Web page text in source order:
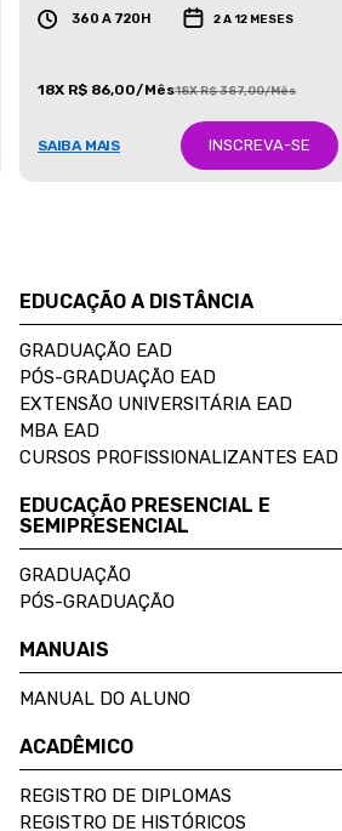
360 A 720H 2 A 12 MESES
18X R$ 86,00/Mês18X R$ 387,00/Mês
SAIBA MAIS INSCREVA-SE
EDUCAÇÃO A DISTÂNCIA
GRADUAÇÃO EAD
PÓS-GRADUAÇÃO EAD
EXTENSÃO UNIVERSITÁRIA EAD
MBA EAD
CURSOS PROFISSIONALIZANTES EAD
EDUCAÇÃO PRESENCIAL E
SEMIPRESENCIAL
GRADUAÇÃO
PÓS-GRADUAÇÃO
MANUAIS
MANUAL DO ALUNO
ACADÊMICO
REGISTRO DE DIPLOMAS
REGISTRO DE HISTÓRICOS